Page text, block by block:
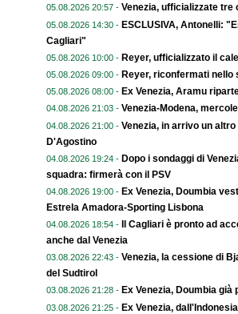
05.08.2026 20:57 - Venezia, ufficializzate
05.08.2026 14:30 - ESCLUSIVA, Antonelli:
Cagliari"
05.08.2026 10:00 - Reyer, ufficializzato il
05.08.2026 09:00 - Reyer, riconfermati nello
05.08.2026 08:00 - Ex Venezia, Aramu
04.08.2026 21:03 - Venezia-Modena,
04.08.2026 21:00 - Venezia, in arrivo un
D'Agostino
04.08.2026 19:24 - Dopo i sondaggi di
squadra: firmerà con il PSV
04.08.2026 19:00 - Ex Venezia, Doumbia
Estrela Amadora-Sporting Lisbona
04.08.2026 18:54 -
Il Cagliari è pronto ad
anche dal Venezia
03.08.2026 22:43 - Venezia, la cessione di
del Sudtirol
03.08.2026 21:28 - Ex Venezia, Doumbia
03.08.2026 21:25 - Ex Venezia,